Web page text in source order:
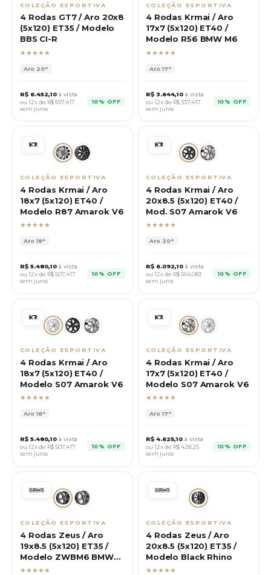
COLEÇÃO ESPORTIVA
4 Rodas GT7 / Aro 20x8
(5x120) ET35 / Modelo
BBS CI-R
★★★★★
Aro 20"
R$ 6.452,10 à vista
ou 12x de R$597,417
sem juros
10% OFF
COLEÇÃO ESPORTIVA
4 Rodas Krmai / Aro
17x7 (5x120) ET40 /
Modelo R56 BMW M6
★★★★★
Aro17"
R$ 3.644,10 à vista
ou 12x de R$337,417
sem juros
10% OFF
COLEÇÃO ESPORTIVA
4 Rodas Krmai / Aro
18x7 (5x120) ET40 /
Modelo R87 Amarok V6
★★★★★
Aro18"
R$ 5.480,10 à vista
ou 12x de R$507,417
sem juros
10% OFF
COLEÇÃO ESPORTIVA
4 Rodas Krmai / Aro
20x8.5 (5x120) ET40 /
Mod. S07 Amarok V6
★★★★★
Aro 20"
R$ 6.092,10 à vista
ou 12x de R$564,083
sem juros
10% OFF
COLEÇÃO ESPORTIVA
4 Rodas Krmai / Aro
18x7 (5x120) ET40 /
Modelo S07 Amarok V6
★★★★★
Aro18"
R$ 5.480,10 à vista
ou 12x de R$507,417
sem juros
10% OFF
COLEÇÃO ESPORTIVA
4 Rodas Krmai / Aro
17x7 (5x120) ET40 /
Modelo S07 Amarok V6
★★★★★
Aro17"
R$ 4.625,10 à vista
ou 12x de R$428,25
sem juros
10% OFF
COLEÇÃO ESPORTIVA
4 Rodas Zeus / Aro
19x8.5 (5x120) ET35 /
Modelo ZWBM6 BMW
M6
★★★★★
COLEÇÃO ESPORTIVA
4 Rodas Zeus / Aro
20x8.5 (5x120) ET35 /
Modelo Black Rhino
★★★★★